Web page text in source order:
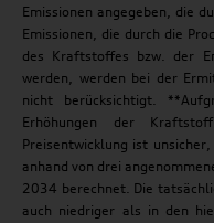
Emissionen angegeben, die
Emissionen, die durch die
des Kraftstoffes bzw. der
werden, werden bei der
nicht berücksichtigt.
Erhöhungen der
Preisentwicklung ist
anhand von drei
2034 berechnet. Die
auch niedriger als in den